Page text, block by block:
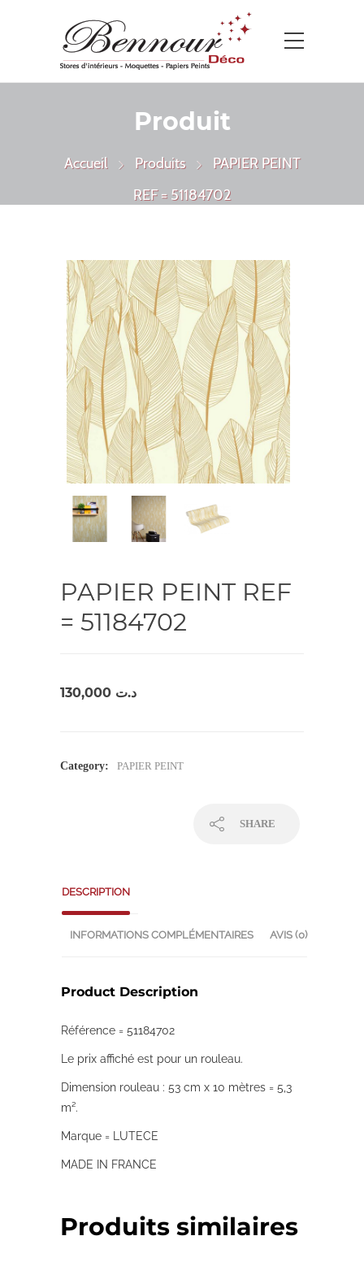
Produit
Accueil Produits
PAPIER PEINT
REF = 51184702
PAPIER PEINT REF
= 51184702
د.ت
Category: PAPIER PEINT
SHARE
DESCRIPTION
INFORMATIONS COMPLÉMENTAIRES AVIS (0)
Product Description
Référence = 51184702
Le prix affiché est pour un rouleau.
Dimension rouleau : 53 cm x 10 mètres = 5,3
m².
Marque = LUTECE
MADE IN FRANCE
Produits similaires